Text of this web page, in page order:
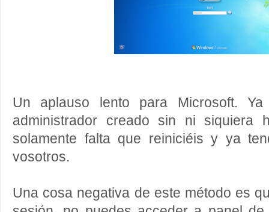
Un aplauso lento para Microsoft.
administrador creado sin ni siquiera
solamente falta que reiniciéis y ya
vosotros.
Una cosa negativa de este método es